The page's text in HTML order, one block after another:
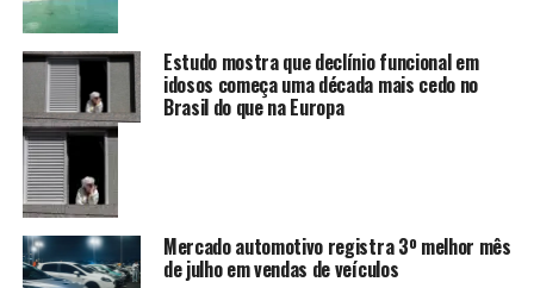
Estudo mostra que declínio funcional em
idosos começa uma década mais cedo no
Brasil do que na Europa
Mercado automotivo registra 3º melhor mês
de julho em vendas de veículos